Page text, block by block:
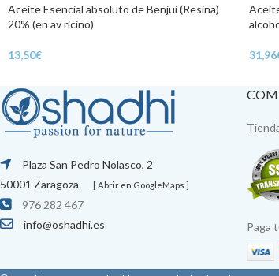
Aceite Esencial absoluto de Benjui (Resina)
20% (en av ricino)
13,50€ 31,96
Plaza San Pedro Nolasco, 2
50001 Zaragoza
[ Abrir en GoogleMaps ]
976 282 467
info@oshadhi.es
Paga